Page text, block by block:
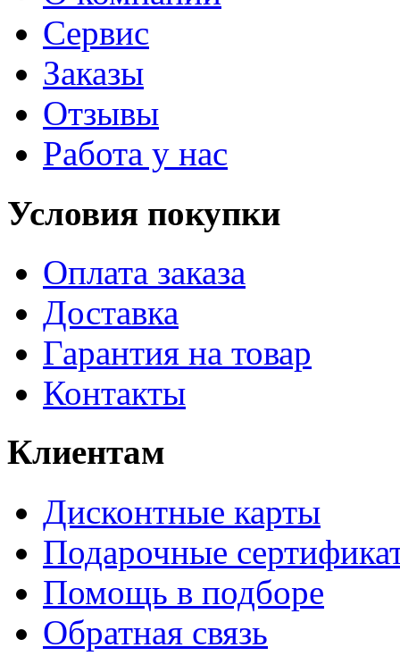
Сервис
Заказы
Отзывы
Работа у нас
Условия покупки
Оплата заказа
Доставка
Гарантия на товар
Контакты
Клиентам
Дисконтные карты
Подарочные
Помощь в подборе
Обратная связь